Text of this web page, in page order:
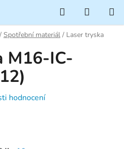
Hledat
KOŠÍK
/ Spotřební materiál / Laser tryska
M16-IC-
hodnocení